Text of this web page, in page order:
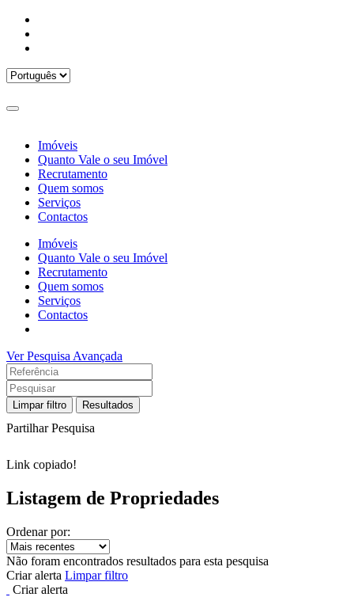
Imóveis
Quanto Vale o seu Imóvel
Recrutamento
Quem somos
Serviços
Contactos
Imóveis
Quanto Vale o seu Imóvel
Recrutamento
Quem somos
Serviços
Contactos
Ver Pesquisa Avançada
Limpar filtro Resultados
Partilhar Pesquisa
Link copiado!
Listagem de Propriedades
Ordenar por:
Não foram encontrados resultados para esta pesquisa
Criar alerta Limpar filtro
Criar alerta